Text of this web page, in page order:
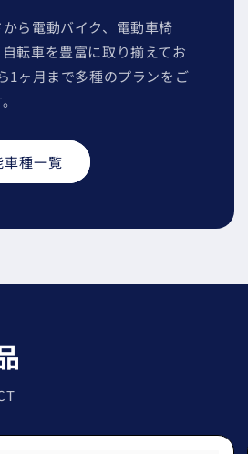
ら電動バイク、電動車椅
転車を豊富に取り揃えてお
1ヶ月まで多種のプランをご
車種一覧